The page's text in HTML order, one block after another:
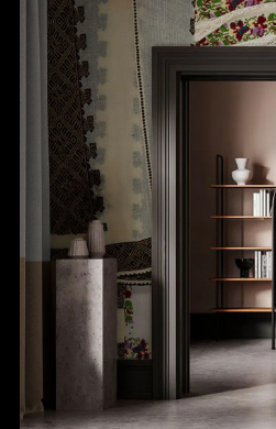
noastre rezistente la apă îți oferă
deoarece sunt special create
temperaturilor ridicate.
pete, astfel încât poți să te bucuri
pentru mai mult timp. Pe site-ul
texturi cu adevărat inovatoare,
un design modern și plin de
bucătărie.
Stilul tău poate fi
tapetul din
Cu tapetul de perete potrivit de la
opere de artă. Alege motive
în funcție de preferințe și combină-
electrocasnicele, pentru a crea un
șansa de a-ți pune creativitatea în
unor spații în care vei dori să îți
asemenea, tapetul pentru
foarte simplu să schimbi total